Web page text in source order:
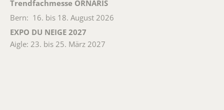
Trendfachmesse ORNARIS
Bern: 16. bis 18. August 2026
EXPO DU NEIGE 2027
Aigle: 23. bis 25. März 2027